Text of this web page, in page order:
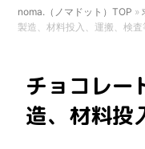
noma.（ノマドット）TOP »
製造、材料投入、運搬、検査
チョコレー
造、材料投